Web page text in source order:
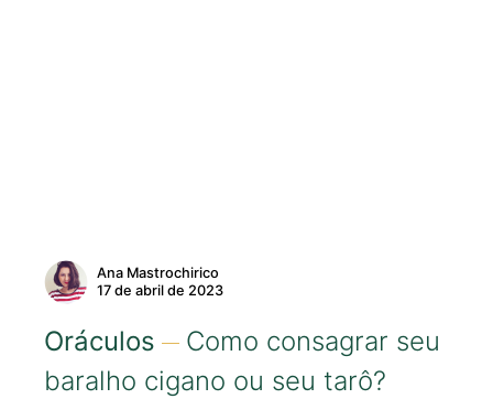
Ana Mastrochirico
17 de abril de 2023
Oráculos
Como consagrar seu
baralho cigano ou seu tarô?